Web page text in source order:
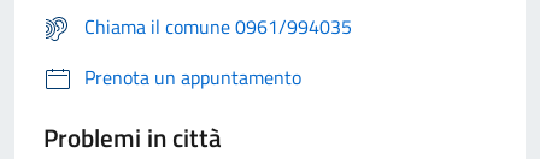
Chiama il comune 0961/994035
Prenota un appuntamento
Problemi in città